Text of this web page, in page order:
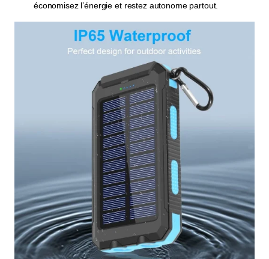
économisez l’énergie et restez autonome partout.